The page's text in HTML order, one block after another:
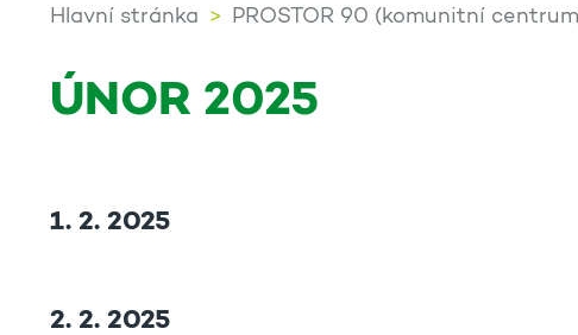
Hlavní stránka PROSTOR 90 (komunitní
ÚNOR 2025
1. 2. 2025
2. 2. 2025